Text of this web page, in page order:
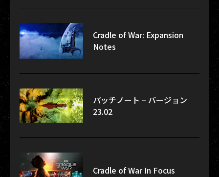
Cradle of War: Expansion
Notes
パッチノート – バージョン
23.02
Cradle of War In Focus